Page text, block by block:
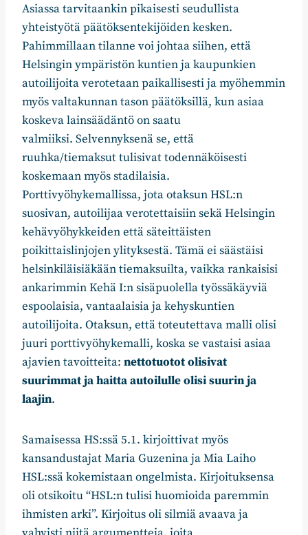
Asiassa tarvitaankin pikaisesti seudullista
yhteistyötä päätöksentekijöiden kesken.
Pahimmillaan tilanne voi johtaa siihen, että
Helsingin ympäristön kuntien ja kaupunkien
autoilijoita verotetaan paikallisesti ja myöhemmin
myös valtakunnan tason päätöksillä, kun asiaa
koskeva lainsäädäntö on saatu
valmiiksi. Selvennyksenä se, että
ruuhka/tiemaksut tulisivat todennäköisesti
koskemaan myös stadilaisia.
Porttivyöhykemallissa, jota otaksun HSL:n
suosivan, autoilijaa verotettaisiin sekä Helsingin
kehävyöhykkeiden että säteittäisten
poikittaislinjojen ylityksestä. Tämä ei säästäisi
helsinkiläisiäkään tiemaksuilta, vaikka rankaisisi
ankarimmin Kehä I:n sisäpuolella työssäkäyviä
espoolaisia, vantaalaisia ja kehyskuntien
autoilijoita. Otaksun, että toteutettava malli olisi
juuri porttivyöhykemalli, koska se vastaisi asiaa
ajavien tavoitteita: nettotuotot olisivat
suurimmat ja haitta autoilulle olisi suurin ja
laajin.
Samaisessa HS:ssä 5.1. kirjoittivat myös
kansandustajat Maria Guzenina ja Mia Laiho
HSL:ssä kokemistaan ongelmista. Kirjoituksensa
oli otsikoitu “HSL:n tulisi huomioida paremmin
ihmisten arki”. Kirjoitus oli silmiä avaava ja